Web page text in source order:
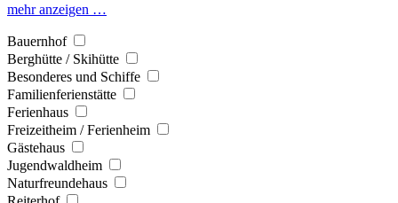
mehr anzeigen …
Bauernhof
Berghütte / Skihütte
Besonderes und Schiffe
Familienferienstätte
Ferienhaus
Freizeitheim / Ferienheim
Gästehaus
Jugendwaldheim
Naturfreundehaus